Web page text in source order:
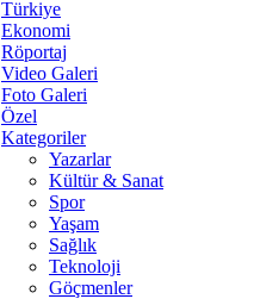
Türkiye
Ekonomi
Röportaj
Video Galeri
Foto Galeri
Özel
Kategoriler
Yazarlar
Kültür & Sanat
Spor
Yaşam
Sağlık
Teknoloji
Göçmenler